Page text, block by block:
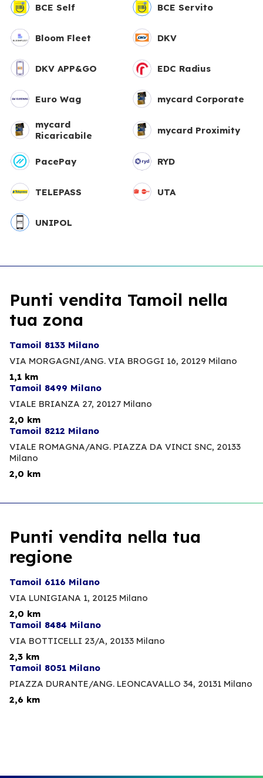
BCE Self BCE Servito
Bloom Fleet DKV
DKV APP&GO EDC Radius
Euro Wag mycard Corporate
mycard
Ricaricabile
mycard Proximity
PacePay RYD
TELEPASS UTA
UNIPOL
Punti vendita Tamoil nella
tua zona
Tamoil 8133 Milano
VIA MORGAGNI/ANG. VIA BROGGI 16, 20129 Milano
1,1 km
Tamoil 8499 Milano
VIALE BRIANZA 27, 20127 Milano
2,0 km
Tamoil 8212 Milano
VIALE ROMAGNA/ANG. PIAZZA DA VINCI SNC, 20133
Milano
2,0 km
Punti vendita nella tua
regione
Tamoil 6116 Milano
VIA LUNIGIANA 1, 20125 Milano
2,0 km
Tamoil 8484 Milano
VIA BOTTICELLI 23/A, 20133 Milano
2,3 km
Tamoil 8051 Milano
PIAZZA DURANTE/ANG. LEONCAVALLO 34, 20131 Milano
2,6 km